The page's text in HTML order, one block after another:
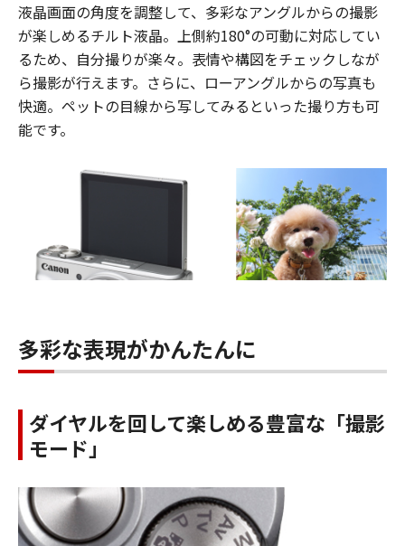
液晶画面の角度を調整して、多彩なアングルからの撮影
が楽しめるチルト液晶。上側約180°の可動に対応してい
るため、自分撮りが楽々。表情や構図をチェックしなが
ら撮影が行えます。さらに、ローアングルからの写真も
快適。ペットの目線から写してみるといった撮り方も可
能です。
多彩な表現がかんたんに
ダイヤルを回して楽しめる豊富な「撮影
モード」